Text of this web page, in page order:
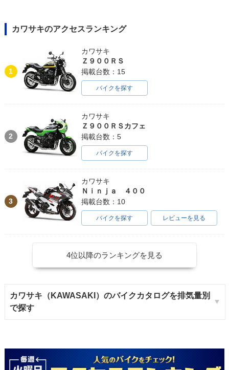
カワサキのアクセスランキング
1
カワサキ
Ｚ９００ＲＳ
掲載台数：15
バイクを探す
2
カワサキ
Ｚ９００ＲＳカフェ
掲載台数：5
バイクを探す
3
カワサキ
Ｎｉｎｊａ ４００
掲載台数：10
バイクを探す レビューを見る
4位以降のランキングを見る
カワサキ（KAWASAKI）のバイクカタログを排気量別
で探す